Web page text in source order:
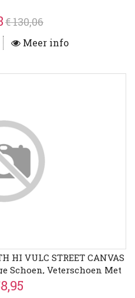
€ 130,06
Meer info
HI VULC STREET CANVAS
Schoen, Veterschoen Met
Plateauzool